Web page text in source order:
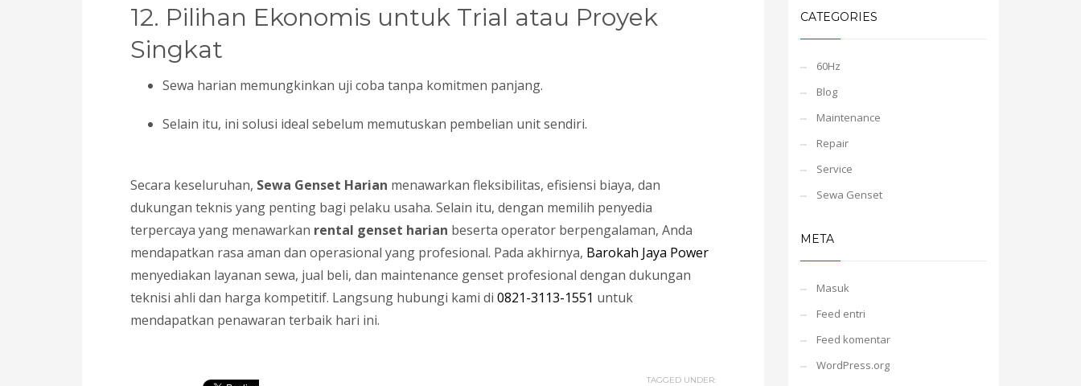
12. Pilihan Ekonomis untuk Trial atau Proyek
Singkat
Sewa harian memungkinkan uji coba tanpa komitmen panjang.
Selain itu, ini solusi ideal sebelum memutuskan pembelian unit sendiri.
Secara keseluruhan, Sewa Genset Harian menawarkan fleksibilitas, efisiensi biaya, dan
dukungan teknis yang penting bagi pelaku usaha. Selain itu, dengan memilih penyedia
terpercaya yang menawarkan rental genset harian beserta operator berpengalaman, Anda
mendapatkan rasa aman dan operasional yang profesional. Pada akhirnya, Barokah Jaya Power
menyediakan layanan sewa, jual beli, dan maintenance genset profesional dengan dukungan
teknisi ahli dan harga kompetitif. Langsung hubungi kami di 0821-3113-1551 untuk
mendapatkan penawaran terbaik hari ini.
TAGGED UNDER:
CATEGORIES
60Hz
Blog
Maintenance
Repair
Service
Sewa Genset
META
Masuk
Feed entri
Feed komentar
WordPress.org